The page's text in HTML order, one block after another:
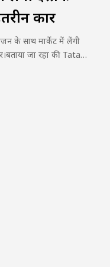
कार
के साथ मार्केट में लेंगी
जा रहा की Tata…